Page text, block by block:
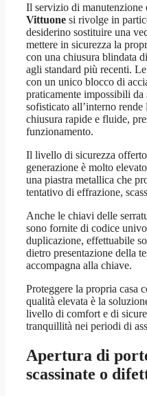
Il servizio di manutenzione
Vittuone si rivolge in
desiderino sostituire una
mettere in sicurezza la
con una chiusura blindata
agli standard più recenti.
con un unico blocco di
praticamente impossibili da
sofisticato all’interno
chiusura rapide e fluide,
funzionamento.
Il livello di sicurezza
generazione è molto
una piastra metallica che
tentativo di effrazione,
Anche le chiavi delle
sono fornite di codice
duplicazione, effettuabile
dietro presentazione della
accompagna alla chiave.
Proteggere la propria casa
qualità elevata è la
livello di comfort e di
tranquillità nei periodi di
Apertura di
scassinate o